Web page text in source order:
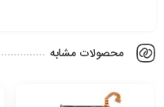
محصولات مشابه